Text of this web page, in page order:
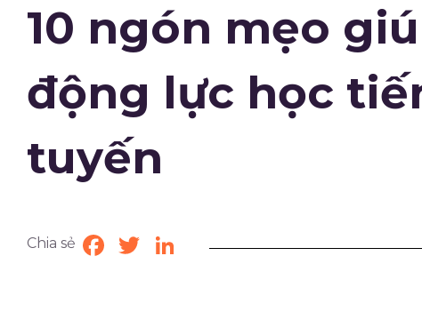
10 ngón mẹo
động lực học
tuyến
Chia sẻ Facebook
TwitterLinkedIn